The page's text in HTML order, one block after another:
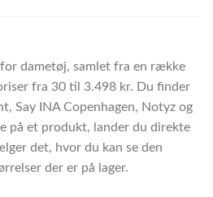
dametøj, samlet fra en række
fra 30 til 3.498 kr. Du finder
Say INA Copenhagen, Notyz og
på et produkt, lander du direkte
det, hvor du kan se den
der er på lager.